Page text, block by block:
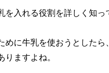
を入れる役割を詳しく知っ
めに牛乳を使おうとしたら
りますよね。